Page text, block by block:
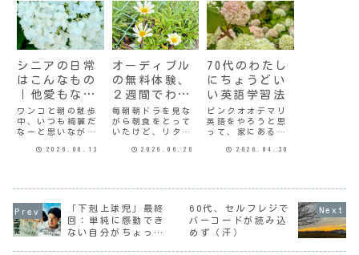
シニアの日常
はこんなもの
｜他愛もない
ことにほっこ
り
ワンコと朝の散歩
中、いつも綺麗だ
なーと思いながら
ナベル。庭にお家
に行ったついでに
1400円カットに行
ってきた。行くた
びに「後ろどうし
2026.06.13
オーディブル
の無料体験、
２週間でわか
ったこと
毎朝朝ドラを見な
がら朝食をとって
いたけど、リタイ
ーディブルを聴く
間ほど経って幾つ
かの作品を聴いた
ので、今後どうす
るかを考えてみ
2026.06.26
70代のわたし
にちょうどい
い英語学習法
ピンクオオデマリ
英語をやろうと思
って、家にある
タイムトライア
こないと、自分で
読むだけではなか
なか頭に入らなく
ない？頭に入らな
2026.04.30
「下剋上球児」最終
回：単純に感動でき
ない自分がちょっと
60代、セルフレジで
バーコードが読み込
めず（汗）